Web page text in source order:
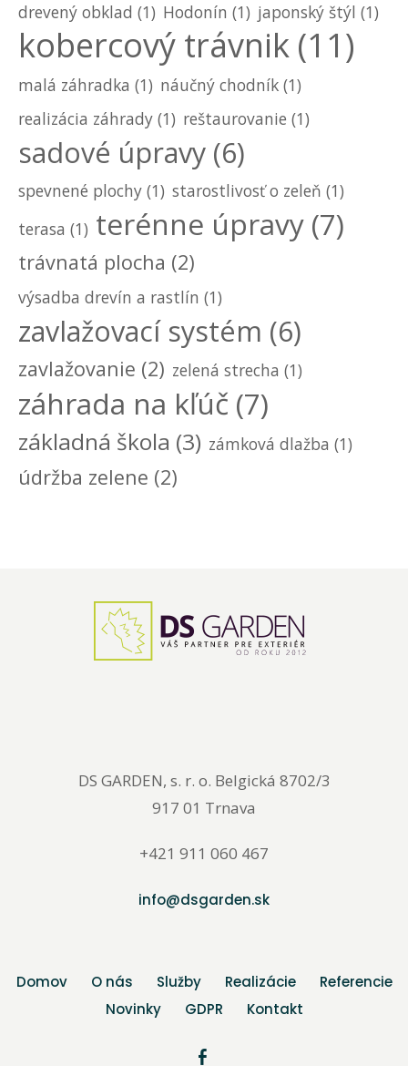
drevený obklad (1) Hodonín (1) japonský štýl (1)
kobercový trávnik (11)
malá záhradka (1) náučný chodník (1)
realizácia záhrady (1) reštaurovanie (1)
sadové úpravy (6)
spevnené plochy (1) starostlivosť o zeleň (1)
terasa (1) terénne úpravy (7)
trávnatá plocha (2)
výsadba drevín a rastlín (1)
zavlažovací systém (6)
zavlažovanie (2) zelená strecha (1)
záhrada na kľúč (7)
základná škola (3) zámková dlažba (1)
údržba zelene (2)
DS GARDEN, s. r. o. Belgická 8702/3
917 01 Trnava
+421 911 060 467
info@dsgarden.sk
Domov O nás Služby Realizácie
Referencie
Novinky
GDPR Kontakt